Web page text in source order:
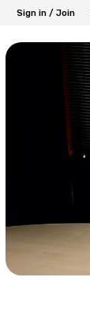
Sign in / Join